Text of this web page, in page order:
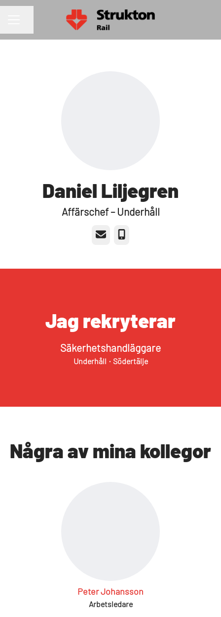
Daniel Liljegren
Affärschef – Underhåll
E-post Telefon
Jag rekryterar
Säkerhetshandläggare
Underhåll · Södertälje
Några av mina kollegor
Peter Johansson
Arbetsledare